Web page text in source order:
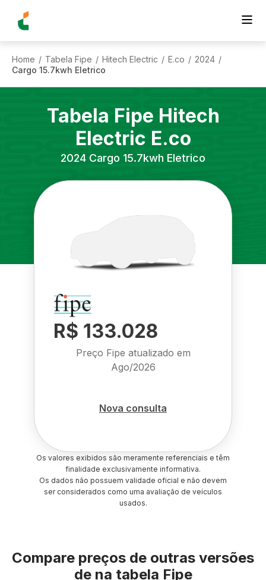
Home / Tabela Fipe / Hitech Electric / E.co / 2024 /
Cargo 15.7kwh Eletrico
Tabela Fipe Hitech
Electric E.co
2024 Cargo 15.7kwh Eletrico
R$ 133.028
Preço Fipe atualizado em
Ago/2026
Nova consulta
Os valores exibidos são meramente referenciais e têm
finalidade exclusivamente informativa.
Os dados não possuem validade oficial e não devem
ser considerados como uma avaliação de veículos
usados.
Compare preços de outras versões
de na tabela Fipe